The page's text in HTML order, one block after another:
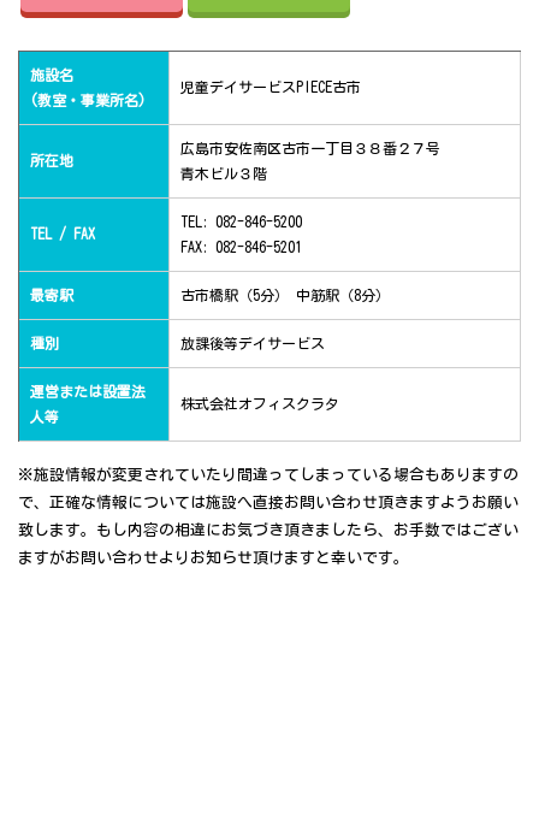
施設名
(教室・事業所名)
児童デイサービスPIECE古市
所在地
広島市安佐南区古市一丁目３８番２７号
青木ビル３階
TEL / FAX
TEL: 082-846-5200
FAX: 082-846-5201
最寄駅 古市橋駅（5分） 中筋駅（8分）
種別 放課後等デイサービス
運営または設置法
人等
株式会社オフィスクラタ
※施設情報が変更されていたり間違ってしまっている場合もありますの
で、正確な情報については施設へ直接お問い合わせ頂きますようお願い
致します。もし内容の相違にお気づき頂きましたら、お手数ではござい
ますがお問い合わせよりお知らせ頂けますと幸いです。